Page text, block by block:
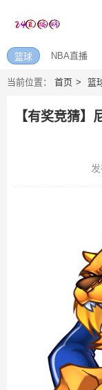
篮球 NBA直播
当前位置： 首页 篮
【有奖竞猜